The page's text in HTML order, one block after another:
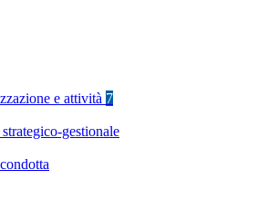
e attività 7
gestionale